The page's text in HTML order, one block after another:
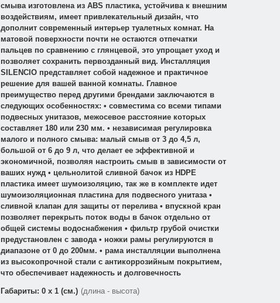
смыва изготовлена из ABS пластика, устойчива к внешним
воздействиям, имеет привлекательный дизайн, что
дополнит современный интерьер туалетных комнат. На
матовой поверхности почти не остаются отпечатки
пальцев по сравнению с глянцевой, это упрощает уход и
позволяет сохранить первозданный вид. Инсталляция
SILENCIO представляет собой надежное и практичное
решение для вашей ванной комнаты. Главное
преимущество перед другими брендами заключаются в
следующих особенностях: • совместима со всеми типами
подвесных унитазов, межосевое расстояние которых
составляет 180 или 230 мм. • независимая регулировка
малого и полного смыва: малый смыв от 3 до 4,5 л,
большой от 6 до 9 л, что делает ее эффективной и
экономичной, позволяя настроить смыв в зависимости от
ваших нужд • цельнолитой сливной бачок из HDPE
пластика имеет шумоизоляцию, так же в комплекте идет
шумоизоляционная пластина для подвесного унитаза •
сливной клапан для защиты от перелива • впускной кран
позволяет перекрыть поток воды в бачок отдельно от
общей системы водоснабжения • фильтр грубой очистки
предустановлен с завода • ножки рамы регулируются в
диапазоне от 0 до 200мм. • рама инсталляции выполнена
из высокопрочной стали с антикоррозийным покрытием,
что обеспечивает надежность и долговечность
Габариты: 0 x 1 (см.) (длина - высота)